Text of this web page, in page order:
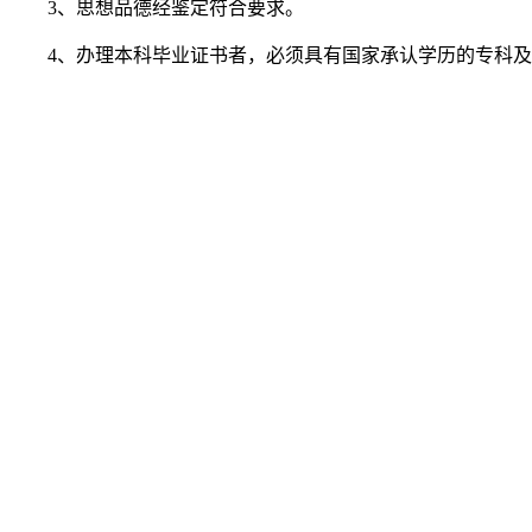
3、思想品德经鉴定符合要求。
4、办理本科毕业证书者，必须具有国家承认学历的专科及